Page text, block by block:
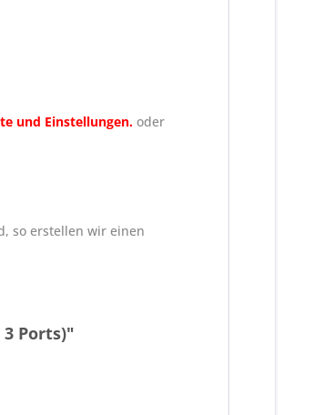
und Einstellungen. oder
so erstellen wir einen
Ports)"